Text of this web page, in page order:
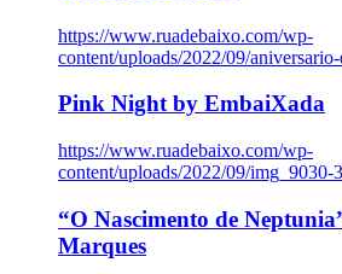
https://www.ruadebaixo.com/wp-
content/uploads/2022/09/
Pink Night by EmbaiXada
https://www.ruadebaixo.com/wp-
content/uploads/2022/09/img_9030-
“O Nascimento de
Marques